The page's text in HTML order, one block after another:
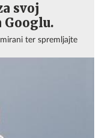
svoj
ter spremljajte